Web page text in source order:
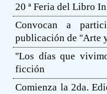
20 ª Feria del Libro
Convocan a
publicación de ''Arte
''Los días que
ficción
Comienza la 2da.